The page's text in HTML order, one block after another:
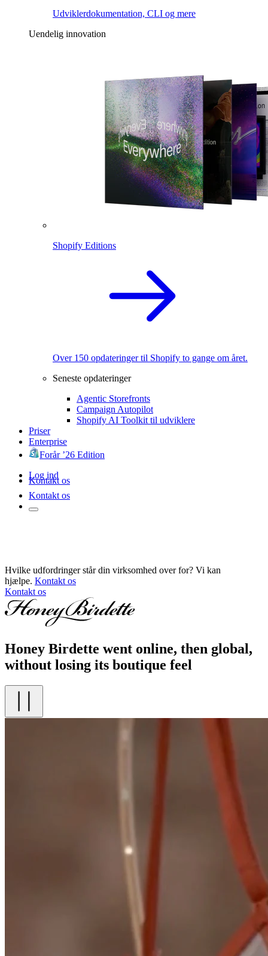
Udviklerdokumentation, CLI og mere
Uendelig innovation
Shopify Editions
Over 150 opdateringer til Shopify to gange om året.
Seneste opdateringer
Agentic Storefronts
Campaign Autopilot
Shopify AI Toolkit til udviklere
Priser
Enterprise
Forår ’26 Edition
Log ind
Kontakt os
Kontakt os
Hvilke udfordringer står din virksomhed over for? Vi kan
hjælpe. Kontakt os
Kontakt os
Honey Birdette went online, then global,
without losing its boutique feel